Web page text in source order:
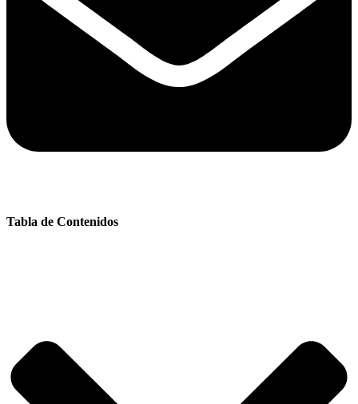
Tabla de Contenidos